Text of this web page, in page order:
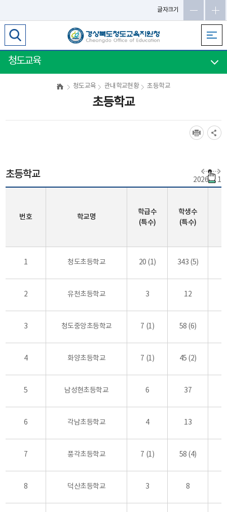
글자크기
인
청도교육
청도교육 관내학교현황 초등학교
초등학교
초등학교 2026. 3. 1
번호 학교명
학급수
(특수)
학생수
(특수)
1 청도초등학교 20 (1) 343 (5)
2 유천초등학교 3 12
3 청도중앙초등학교 7 (1) 58 (6)
4 화양초등학교 7 (1) 45 (2)
5 남성현초등학교 6 37
6 각남초등학교 4 13
7 풍각초등학교 7 (1) 58 (4)
8 덕산초등학교 3 8